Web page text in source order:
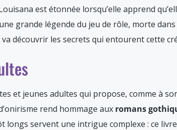
est étonnée lorsqu’elle apprend
grande légende du jeu de rôle, morte
découvrir les secrets qui entourent cette
et jeunes adultes qui propose, comme à
rend hommage aux romans
longs servent une intrigue complexe : ce